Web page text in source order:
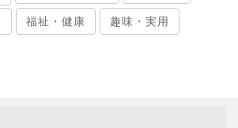
福祉・健康 趣味・実用